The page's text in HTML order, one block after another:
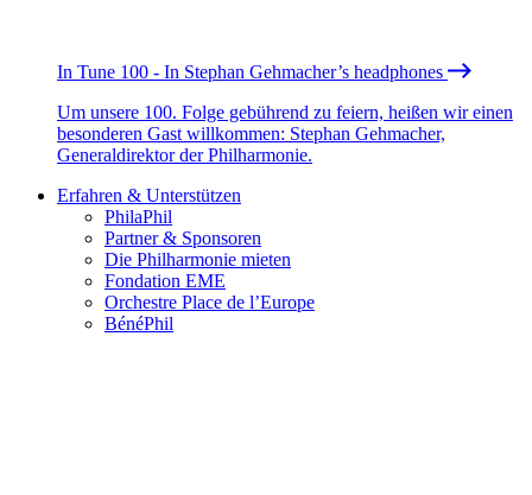
In Tune 100 - In Stephan Gehmacher’s headphones
Um unsere 100. Folge gebührend zu feiern, heißen wir einen
besonderen Gast willkommen: Stephan Gehmacher,
Generaldirektor der Philharmonie.
Erfahren & Unterstützen
PhilaPhil
Partner & Sponsoren
Die Philharmonie mieten
Fondation EME
Orchestre Place de l’Europe
BénéPhil